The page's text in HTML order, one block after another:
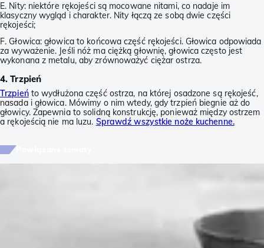
E. Nity: niektóre rękojeści są mocowane nitami, co nadaje im
klasyczny wygląd i charakter. Nity łączą ze sobą dwie części
rękojeści;
F. Głowica: głowica to końcowa część rękojeści. Głowica odpowiada
za wyważenie. Jeśli nóż ma ciężką głownię, głowica często jest
wykonana z metalu, aby zrównoważyć ciężar ostrza.
4. Trzpień
Trzpieńto wydłużona część ostrza, na której osadzone są rękojeść,
nasada i głowica. Mówimy o nim wtedy, gdy trzpień biegnie aż do
głowicy. Zapewnia to solidną konstrukcję, ponieważ między ostrzem
a rękojeścią nie ma luzu. Sprawdź wszystkie noże kuchenne.